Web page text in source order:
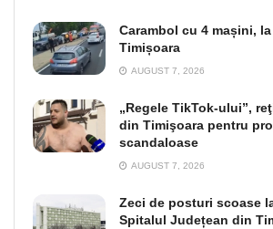
Carambol cu 4 mașini,
Timișoara
AUGUST 7, 2026
„Regele TikTok-ului”,
din Timişoara pentru
scandaloase
AUGUST 7, 2026
Zeci de posturi scoase
Spitalul Județean din